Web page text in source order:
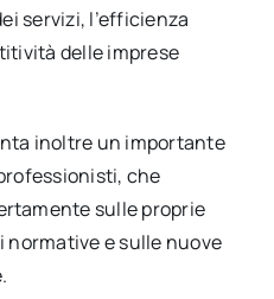
servizi, l’efficienza
delle imprese
inoltre un importante
che
sulle proprie
normative e sulle nuove